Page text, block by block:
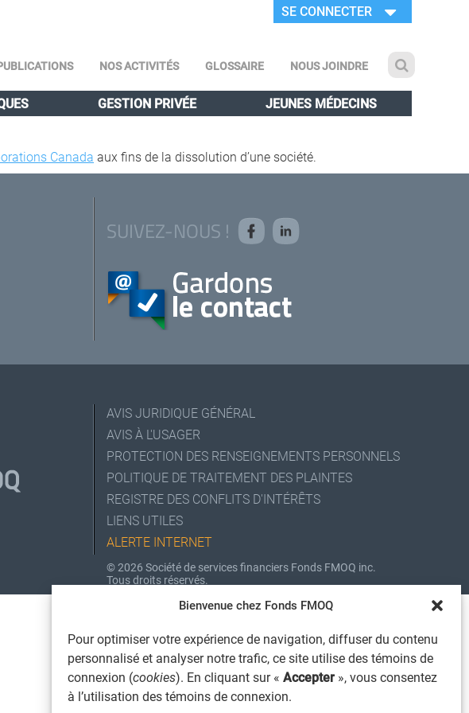
Bienvenue chez Fonds FMOQ
Pour optimiser votre expérience de navigation, diffuser du contenu
personnalisé et analyser notre trafic, ce site utilise des témoins de
connexion (cookies). En cliquant sur « Accepter », vous consentez
à l’utilisation des témoins de connexion.
SE CONNECTER
NOS ACTIVITÉS GLOSSAIRE NOUS JOINDRE
GESTION PRIVÉE JEUNES MÉDECINS
Canada aux fins de la dissolution d’une société.
SUIVEZ-NOUS !
AVIS JURIDIQUE GÉNÉRAL
AVIS À L'USAGER
PROTECTION DES RENSEIGNEMENTS PERSONNELS
POLITIQUE DE TRAITEMENT DES PLAINTES
REGISTRE DES CONFLITS D'INTÉRÊTS
LIENS UTILES
ALERTE INTERNET
© 2026 Société de services financiers Fonds FMOQ inc.
Tous droits réservés.